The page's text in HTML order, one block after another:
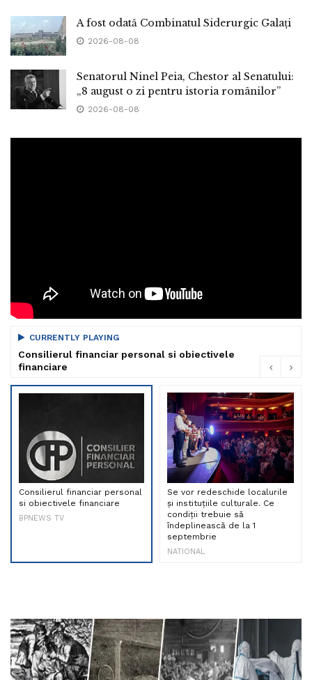
A fost odată Combinatul Siderurgic Galați
2026-08-08
Senatorul Ninel Peia, Chestor al Senatului:
„8 august o zi pentru istoria românilor”
2026-08-08
CURRENTLY PLAYING
Consilierul financiar personal si obiectivele
financiare
Consilierul financiar personal
si obiectivele financiare
BPNEWS TV
Se vor redeschide localurile
și instituțiile culturale. Ce
condiții trebuie să
îndeplinească de la 1
septembrie
NATIONAL